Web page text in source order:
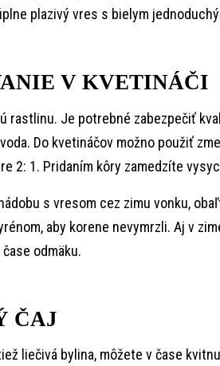
plazivý vres s bielym
V KVETINÁČI
rastlinu. Je potrebné zabezpečiť
Do kvetináčov možno použiť
2: 1. Pridaním kôry zamedzíte
s vresom cez zimu vonku,
aby korene nevymrzli. Aj v
odmäku.
ČAJ
liečivá bylina, môžete v čase